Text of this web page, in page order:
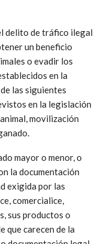
delito de tráfico ilegal
un beneficio
o evadir los
en la
las siguientes
en la legislación
movilización
mayor o menor, o
la documentación
exigida por las
comercialice,
sus productos o
que carecen de la